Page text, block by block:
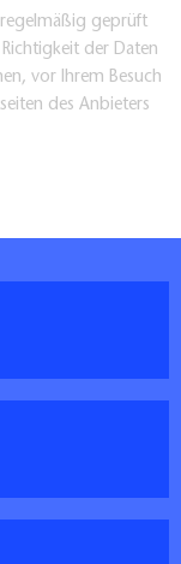
geprüft
der Daten
vor Ihrem Besuch
des Anbieters